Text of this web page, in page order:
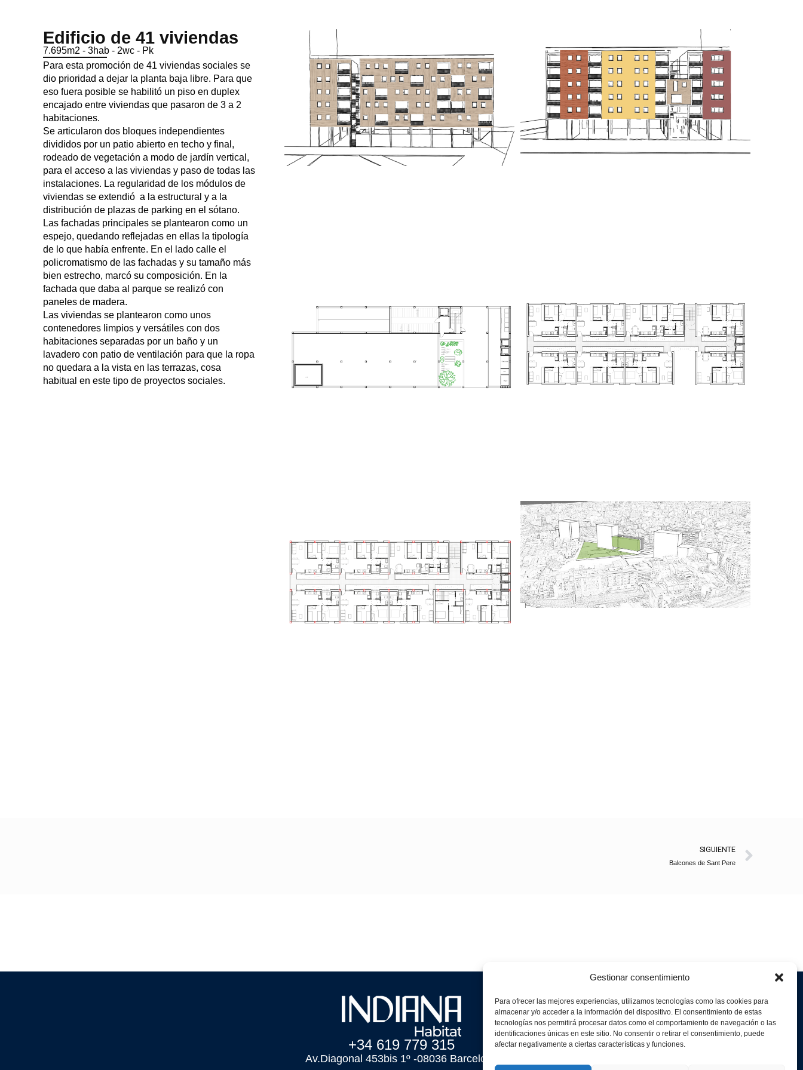
Gestionar consentimiento
Para ofrecer las mejores experiencias, utilizamos tecnologías como las cookies para
almacenar y/o acceder a la información del dispositivo. El consentimiento de estas
tecnologías nos permitirá procesar datos como el comportamiento de navegación o las
identificaciones únicas en este sitio. No consentir o retirar el consentimiento, puede
afectar negativamente a ciertas características y funciones.
Edificio de 41 viviendas
7.695m2 - 3hab - 2wc - Pk
Para esta promoción de 41 viviendas sociales se
dio prioridad a dejar la planta baja libre. Para que
eso fuera posible se habilitó un piso en duplex
encajado entre viviendas que pasaron de 3 a 2
habitaciones.
Se articularon dos bloques independientes
divididos por un patio abierto en techo y final,
rodeado de vegetación a modo de jardín vertical,
para el acceso a las viviendas y paso de todas las
instalaciones. La regularidad de los módulos de
viviendas se extendió a la estructural y a la
distribución de plazas de parking en el sótano.
Las fachadas principales se plantearon como un
espejo, quedando reflejadas en ellas la tipología
de lo que había enfrente. En el lado calle el
policromatismo de las fachadas y su tamaño más
bien estrecho, marcó su composición. En la
fachada que daba al parque se realizó con
paneles de madera.
Las viviendas se plantearon como unos
contenedores limpios y versátiles con dos
habitaciones separadas por un baño y un
lavadero con patio de ventilación para que la ropa
no quedara a la vista en las terrazas, cosa
habitual en este tipo de proyectos sociales.
SIGUIENTE
Balcones de Sant Pere
+34 619 779 315
Av.Diagonal 453bis 1º -08036 Barcelona